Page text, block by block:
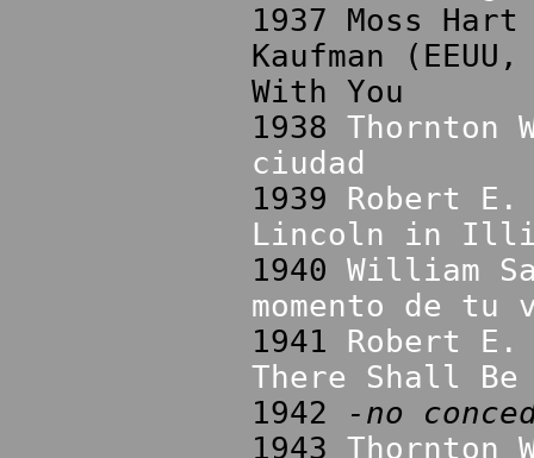
1937 Moss
Kaufman
With You
1938 Thornton
ciudad
1939 Robert E.
Lincoln in
1940 William
momento de tu
1941 Robert E.
There Shall Be
1942
-no
1943 Thornton